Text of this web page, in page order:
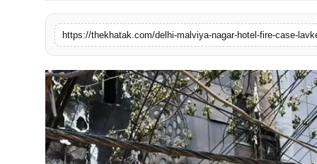
लाइफस्टाइल
अंतर्राष्ट्रीय